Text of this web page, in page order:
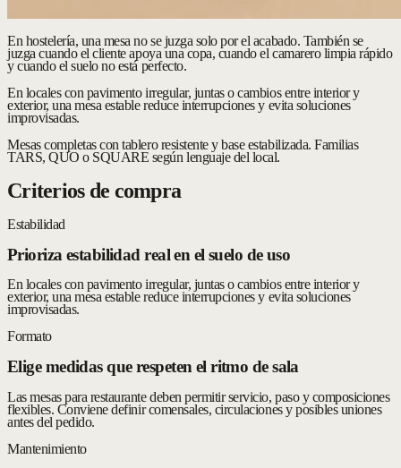
En hostelería, una mesa no se juzga solo por el acabado. También se
juzga cuando el cliente apoya una copa, cuando el camarero limpia rápido
y cuando el suelo no está perfecto.
En locales con pavimento irregular, juntas o cambios entre interior y
exterior, una mesa estable reduce interrupciones y evita soluciones
improvisadas.
Mesas completas con tablero resistente y base estabilizada. Familias
TARS, QUO o SQUARE según lenguaje del local.
Criterios de compra
Estabilidad
Prioriza estabilidad real en el suelo de uso
En locales con pavimento irregular, juntas o cambios entre interior y
exterior, una mesa estable reduce interrupciones y evita soluciones
improvisadas.
Formato
Elige medidas que respeten el ritmo de sala
Las mesas para restaurante deben permitir servicio, paso y composiciones
flexibles. Conviene definir comensales, circulaciones y posibles uniones
antes del pedido.
Mantenimiento